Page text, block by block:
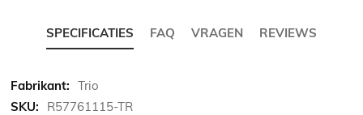
SPECIFICATIES FAQ VRAGEN REVIEWS
Meer
informatie
Trio
R57761115-TR